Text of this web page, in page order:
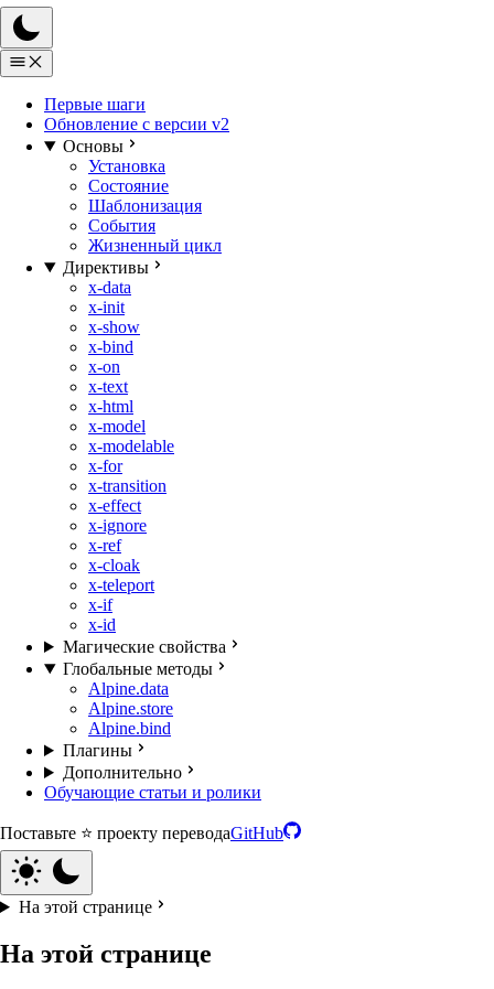
Первые шаги
Обновление с версии v2
Основы
Установка
Состояние
Шаблонизация
События
Жизненный цикл
Директивы
x-data
x-init
x-show
x-bind
x-on
x-text
x-html
x-model
x-modelable
x-for
x-transition
x-effect
x-ignore
x-ref
x-cloak
x-teleport
x-if
x-id
Магические свойства
Глобальные методы
Alpine.data
Alpine.store
Alpine.bind
Плагины
Дополнительно
Обучающие статьи и ролики
Поставьте ⭐️ проекту переводаGitHub
На этой странице
На этой странице